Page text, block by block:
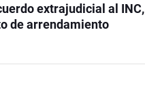
extrajudicial al INC,
de arrendamiento